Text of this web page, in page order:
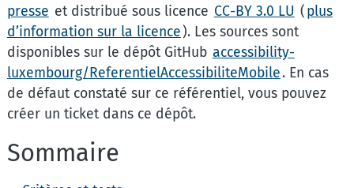
presse et distribué sous licence CC-BY 3.0 LU (plus
d’information sur la licence). Les sources sont
disponibles sur le dépôt GitHub accessibility-
luxembourg/ReferentielAccessibiliteMobile. En cas
de défaut constaté sur ce référentiel, vous pouvez
créer un ticket dans ce dépôt.
Sommaire